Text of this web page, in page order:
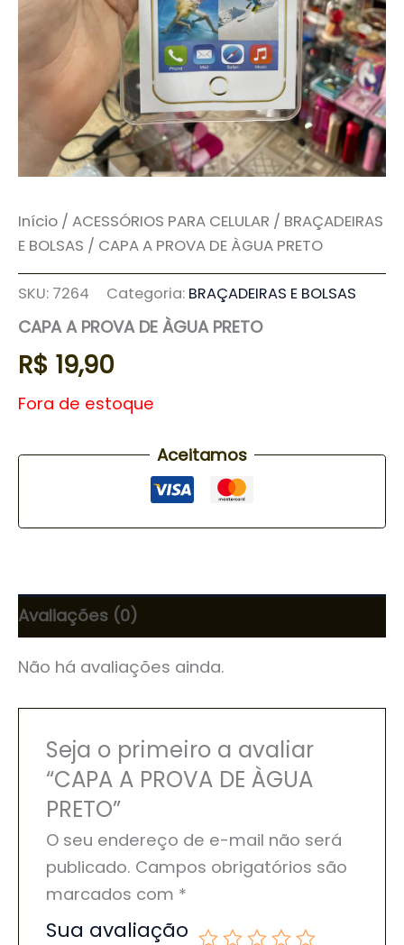
Início / ACESSÓRIOS PARA CELULAR / BRAÇADEIRAS
E BOLSAS / CAPA A PROVA DE ÀGUA PRETO
SKU: 7264 Categoria: BRAÇADEIRAS E BOLSAS
CAPA A PROVA DE ÀGUA PRETO
R$ 19,90
Fora de estoque
Aceitamos
Avaliações (0)
Não há avaliações ainda.
Seja o primeiro a avaliar
“CAPA A PROVA DE ÀGUA
PRETO”
O seu endereço de e-mail não será
publicado. Campos obrigatórios são
marcados com *
Sua avaliação